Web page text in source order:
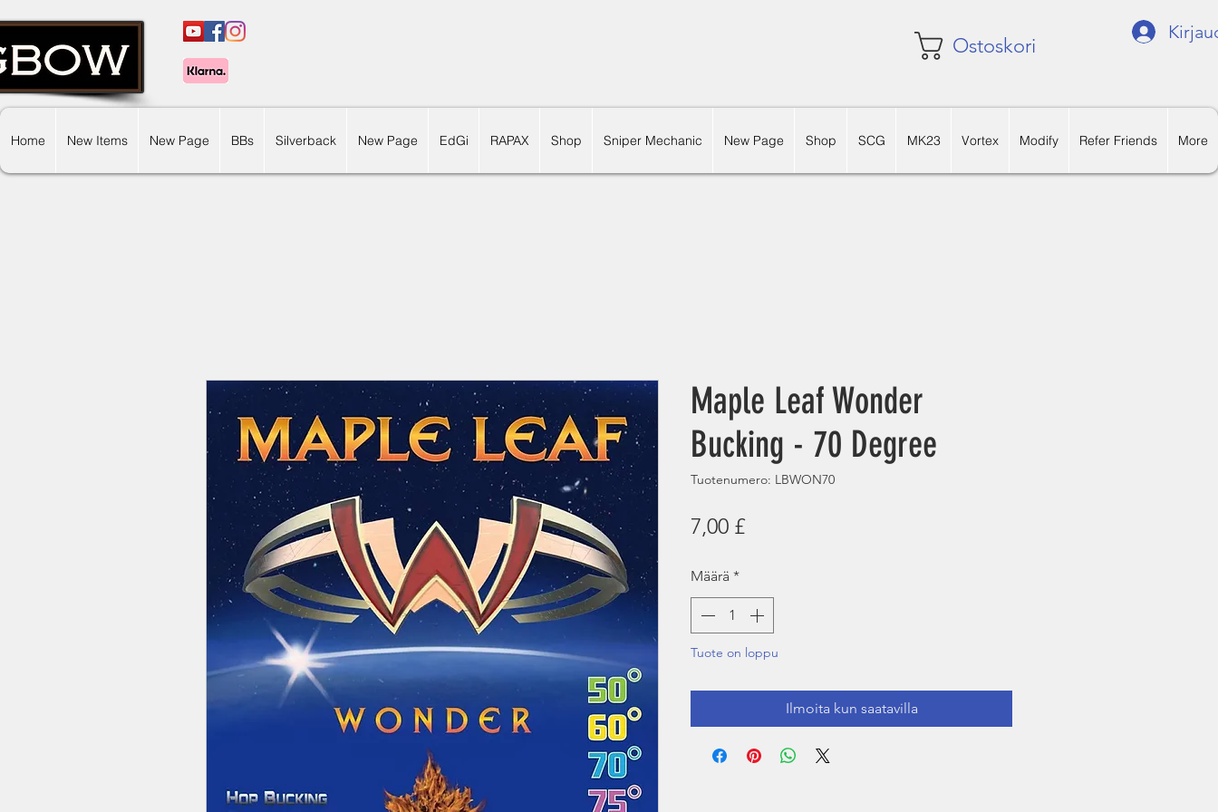
Ostoskori
Home New Items New Page BBs Silverback New Page EdGi RAPAX Shop Sniper Mechanic New Page Shop SCG MK23 Vortex Modify Refer Friends More
Maple Leaf Wonder
Bucking - 70 Degree
Tuotenumero: LBWON70
7,00 £Hinta
Määrä *
Tuote on loppu
Ilmoita kun saatavilla